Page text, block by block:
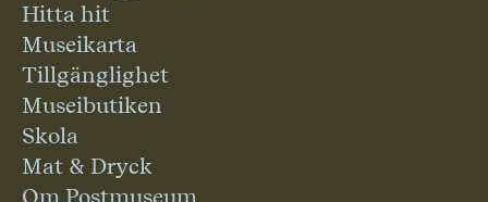
Hitta hit
Museikarta
Tillgänglighet
Museibutiken
Skola
Mat & Dryck
Om Postmuseum